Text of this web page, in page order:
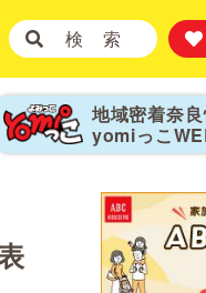
検 索
地域密着奈
yomiっこ